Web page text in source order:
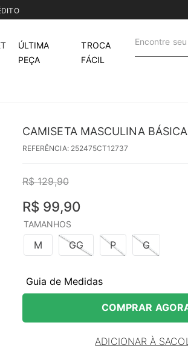
ÚLTIMA
PEÇA
TROCA
FÁCIL
Encontre
CAMISETA MASCULINA
REFERÊNCIA: 252475CT12737
R$ 129,90
R$ 99,90
TAMANHOS
M GG P G
Guia de Medidas
COMPRAR
ADICIONAR À